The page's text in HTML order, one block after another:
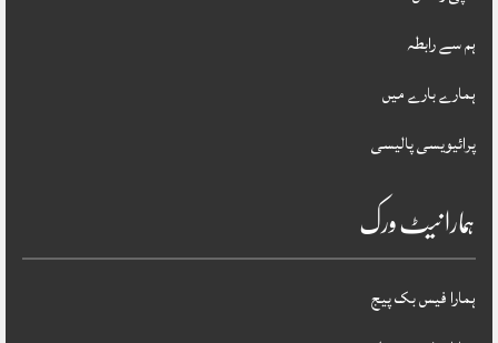
ہم سے رابطہ
ہمارے بارے میں
پرائیویسی پالیسی
ہمارا نیٹ ورک
ہمارا فیس بک پیج